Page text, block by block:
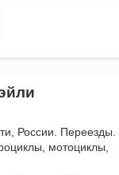
России. Переезды.
мотоциклы,